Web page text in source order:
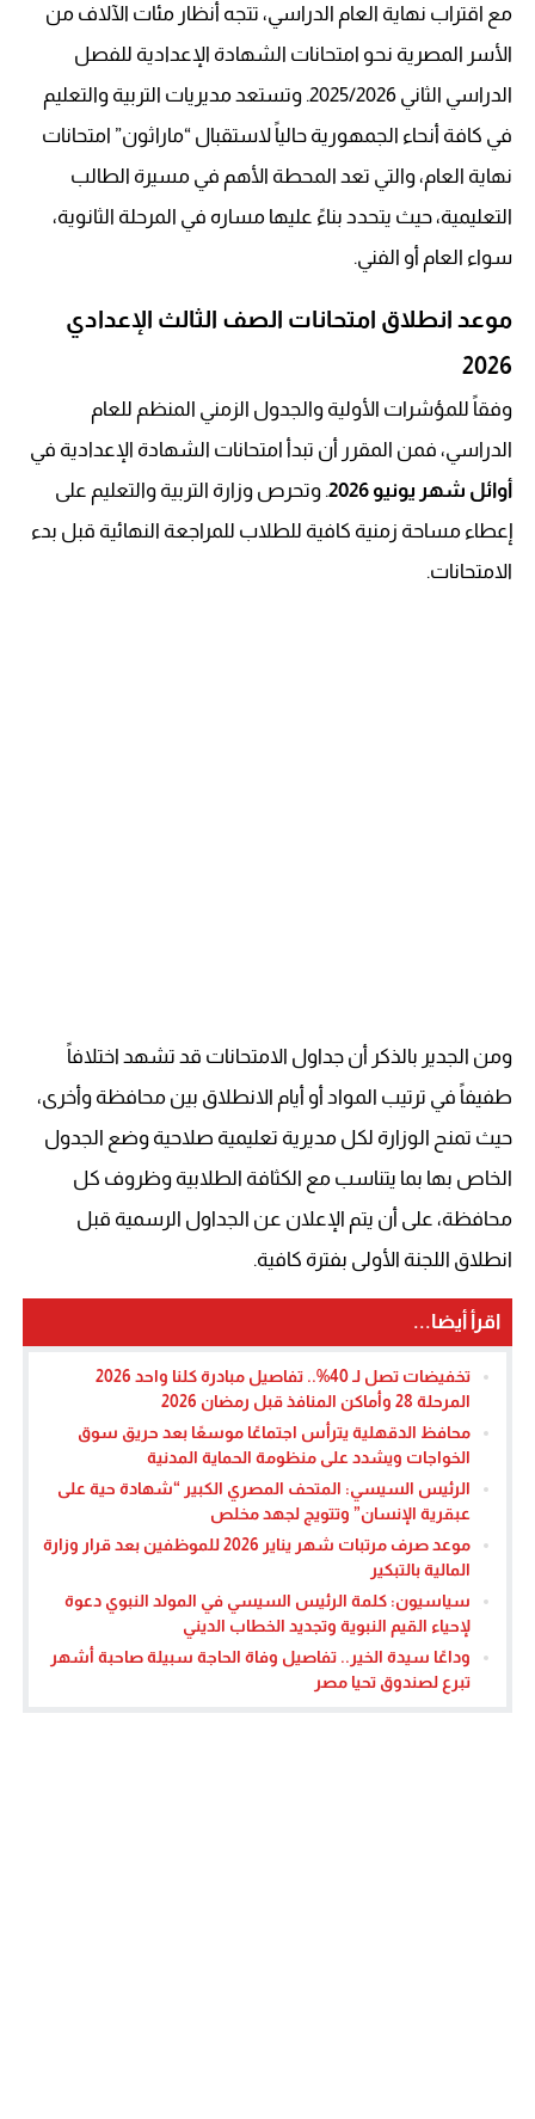
مع اقتراب نهاية العام الدراسي، تتجه أنظار مئات الآلاف من
الأسر المصرية نحو امتحانات الشهادة الإعدادية للفصل
الدراسي الثاني 2025/2026. وتستعد مديريات التربية والتعليم
في كافة أنحاء الجمهورية حالياً لاستقبال “ماراثون” امتحانات
نهاية العام، والتي تعد المحطة الأهم في مسيرة الطالب
التعليمية، حيث يتحدد بناءً عليها مساره في المرحلة الثانوية،
سواء العام أو الفني.
موعد انطلاق امتحانات الصف الثالث الإعدادي
2026
وفقاً للمؤشرات الأولية والجدول الزمني المنظم للعام
الدراسي، فمن المقرر أن تبدأ امتحانات الشهادة الإعدادية في
أوائل شهر يونيو 2026
. وتحرص وزارة التربية والتعليم على
إعطاء مساحة زمنية كافية للطلاب للمراجعة النهائية قبل بدء
الامتحانات.
ومن الجدير بالذكر أن جداول الامتحانات قد تشهد اختلافاً
طفيفاً في ترتيب المواد أو أيام الانطلاق بين محافظة وأخرى،
حيث تمنح الوزارة لكل مديرية تعليمية صلاحية وضع الجدول
الخاص بها بما يتناسب مع الكثافة الطلابية وظروف كل
محافظة، على أن يتم الإعلان عن الجداول الرسمية قبل
انطلاق اللجنة الأولى بفترة كافية.
اقرأ أيضا...
تخفيضات تصل لـ 40%.. تفاصيل مبادرة كلنا واحد 2026
المرحلة 28 وأماكن المنافذ قبل رمضان 2026
محافظ الدقهلية يترأس اجتماعًا موسعًا بعد حريق سوق
الخواجات ويشدد على منظومة الحماية المدنية
الرئيس السيسي: المتحف المصري الكبير “شهادة حية على
عبقرية الإنسان” وتتويج لجهد مخلص
موعد صرف مرتبات شهر يناير 2026 للموظفين بعد قرار وزارة
المالية بالتبكير
سياسيون: كلمة الرئيس السيسي في المولد النبوي دعوة
لإحياء القيم النبوية وتجديد الخطاب الديني
وداعًا سيدة الخير.. تفاصيل وفاة الحاجة سبيلة صاحبة أشهر
تبرع لصندوق تحيا مصر